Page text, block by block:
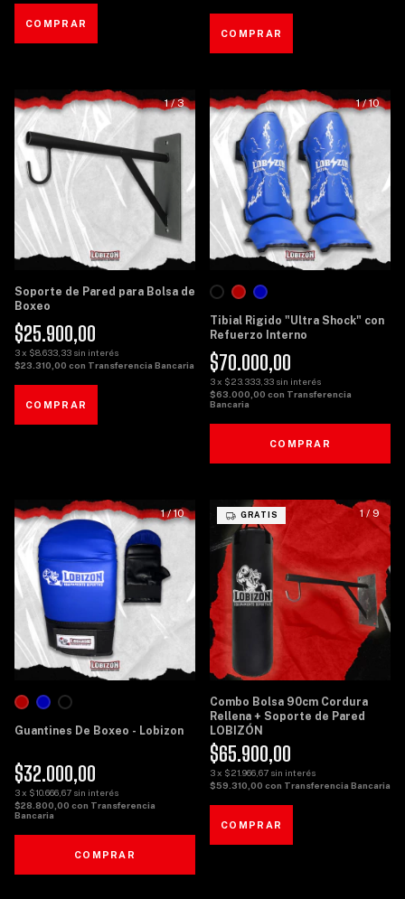
1/3
Soporte de Pared para Bolsa de
Boxeo
$25.900,00
3x $8.633,33 sin interés
$23.310,00 con Transferencia Bancaria
1/10
Tibial Rigido "Ultra Shock" con
Refuerzo Interno
$70.000,00
3x $23.333,33 sin interés
$63.000,00 con Transferencia
Bancaria
COMPRAR
1/10
Guantines De Boxeo - Lobizon
$32.000,00
3x $10.666,67 sin interés
$28.800,00 con Transferencia
Bancaria
COMPRAR
1/ 9
GRATIS
Combo Bolsa 90cm Cordura
Rellena + Soporte de Pared
LOBIZÓN
$65.900,00
3x $21.966,67 sin interés
$59.310,00 con Transferencia Bancaria